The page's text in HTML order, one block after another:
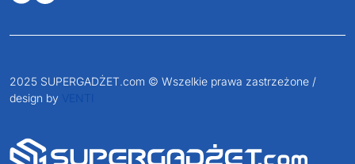
2025 SUPERGADŻET.com © Wszelkie prawa zastrzeżone /
design by VENTI